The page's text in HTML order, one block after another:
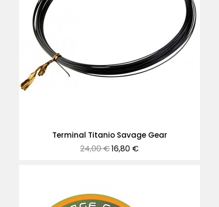
Terminal Titanio Savage Gear
Precio
normal
24,00 €Precio
16,80 €